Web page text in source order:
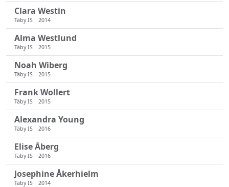
Clara Westin
Täby IS 2014
Alma Westlund
Täby IS 2015
Noah Wiberg
Täby IS 2015
Frank Wollert
Täby IS 2015
Alexandra Young
Täby IS 2016
Elise Åberg
Täby IS 2016
Josephine Åkerhielm
Täby IS 2014